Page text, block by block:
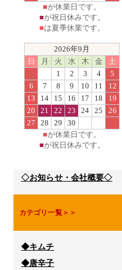
■が休業日です。
■が祝日休みです。
■は夏季休業です。
2026年9月
日
月 火 水 木 金
土
1
2 3 4
5
6
7 8 9 10 11
12
13
14 15 16 17 18
19
20
21 22 23 24 25
26
27
28 29
30
■が休業日です。
■が祝日休みです。
◇お知らせ・会社概要◇
カテゴリ一覧＞＞
◆キムチ
◆唐辛子